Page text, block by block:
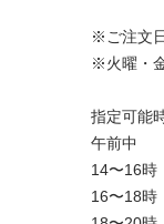
※ご注文
※火曜・
指定可能
午前中
14〜16時
16〜18時